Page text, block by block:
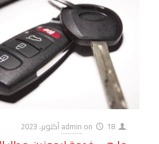
admin on 18 أكتوبر، 2023